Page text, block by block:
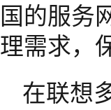
国的服务
理需求，
在联想